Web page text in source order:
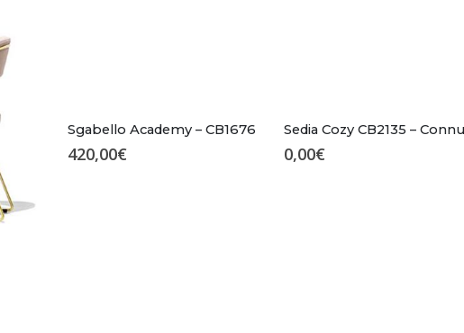
Sgabello Academy – CB1676
420,00€ 0,00€